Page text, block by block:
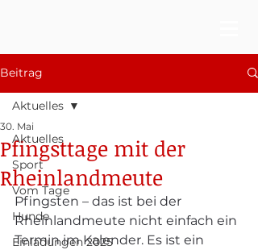
Beitrag
Aktuelles
Sport
Vom Tage
Hunde
Einladungen 2025
Aktuelles
Pfingsttage mit der
Rheinlandmeute
30. Mai
Pfingsten – das ist bei der
Rheinlandmeute nicht einfach ein
Termin im Kalender. Es ist ein